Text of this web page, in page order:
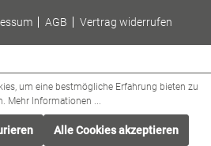
AGB Vertrag widerrufen
um eine bestmögliche Erfahrung bieten zu
Mehr Informationen ...
Alle Cookies akzeptieren